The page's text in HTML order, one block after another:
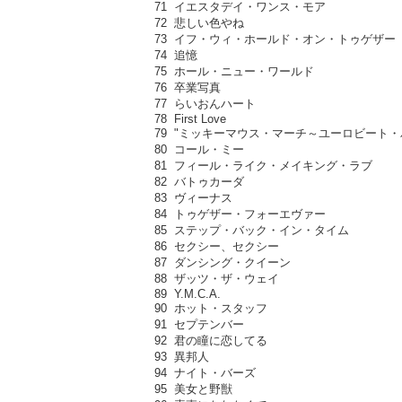
71 イエスタデイ・ワンス・モア
72 悲しい色やね
73 イフ・ウィ・ホールド・オン・トゥゲザー
74 追憶
75 ホール・ニュー・ワールド
76 卒業写真
77 らいおんハート
78 First Love
79 "ミッキーマウス・マーチ～ユーロビート
80 コール・ミー
81 フィール・ライク・メイキング・ラブ
82 バトゥカーダ
83 ヴィーナス
84 トゥゲザー・フォーエヴァー
85 ステップ・バック・イン・タイム
86 セクシー、セクシー
87 ダンシング・クイーン
88 ザッツ・ザ・ウェイ
89 Y.M.C.A.
90 ホット・スタッフ
91 セプテンバー
92 君の瞳に恋してる
93 異邦人
94 ナイト・バーズ
95 美女と野獣